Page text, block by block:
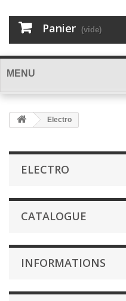
Panier (vide)
MENU
Electro
ELECTRO
CATALOGUE
INFORMATIONS